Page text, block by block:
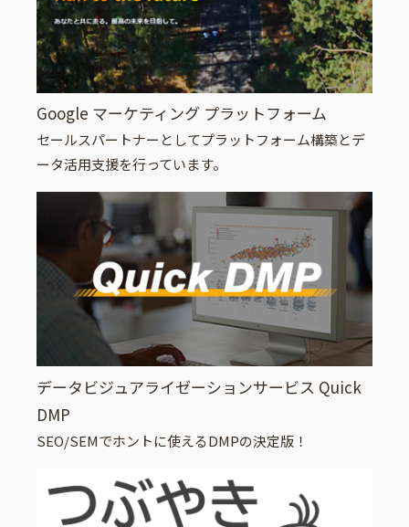
Google マーケティング プラットフォーム
セールスパートナーとしてプラットフォーム構築とデ
ータ活用支援を行っています。
データビジュアライゼーションサービス Quick
DMP
SEO/SEMでホントに使えるDMPの決定版！